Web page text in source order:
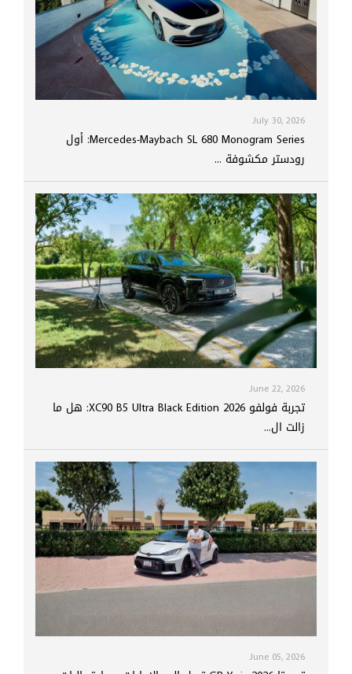
July 30, 2026
Mercedes-Maybach SL 680 Monogram Series: أول
رودستر مكشوفة ...
June 22, 2026
تجربة فولفو XC90 B5 Ultra Black Edition 2026: هل ما
زالت ال...
June 05, 2026